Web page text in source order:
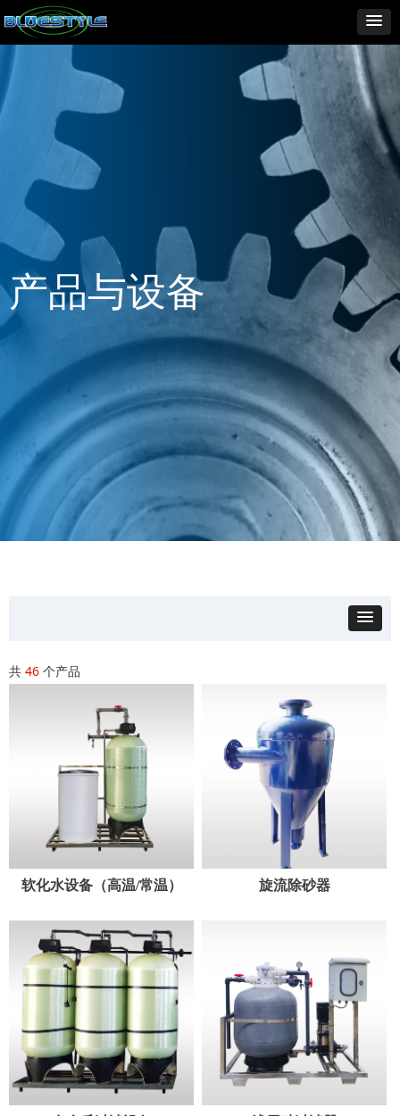
共 46 个产品
软化水设备（高温/常温） 旋流除砂器
产品与设备